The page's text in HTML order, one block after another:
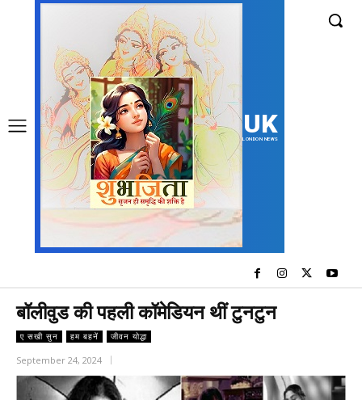
UK
LONDON NEWS
बॉलीवुड की पहली कॉमेडियन थीं टुनटुन
ए सखी सुन हम बहनें जीवन योद्धा
September 24, 2024